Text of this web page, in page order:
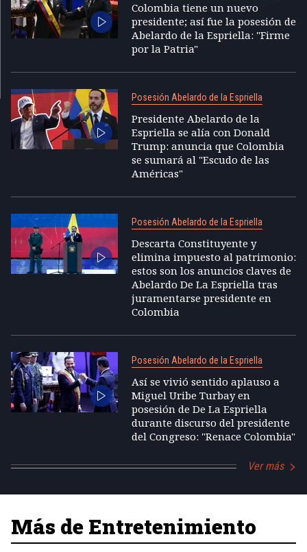
Colombia tiene un nuevo
presidente; así fue la posesión de
Abelardo de la Espriella: "Firme
por la Patria"
Posesión Abelardo de la Espriella
Presidente Abelardo de la
Espriella se alía con Donald
Trump: anuncia que Colombia
se sumará al "Escudo de las
Américas"
Posesión Abelardo de la Espriella
Descarta Constituyente y
elimina impuesto al patrimonio:
estos son los anuncios claves de
Abelardo De La Espriella tras
juramentarse presidente en
Colombia
Posesión Abelardo de la Espriella
Así se vivió sentido aplauso a
Miguel Uribe Turbay en
posesión de De La Espriella
durante discurso del presidente
del Congreso: "Renace Colombia"
Ver más
Más de Entretenimiento